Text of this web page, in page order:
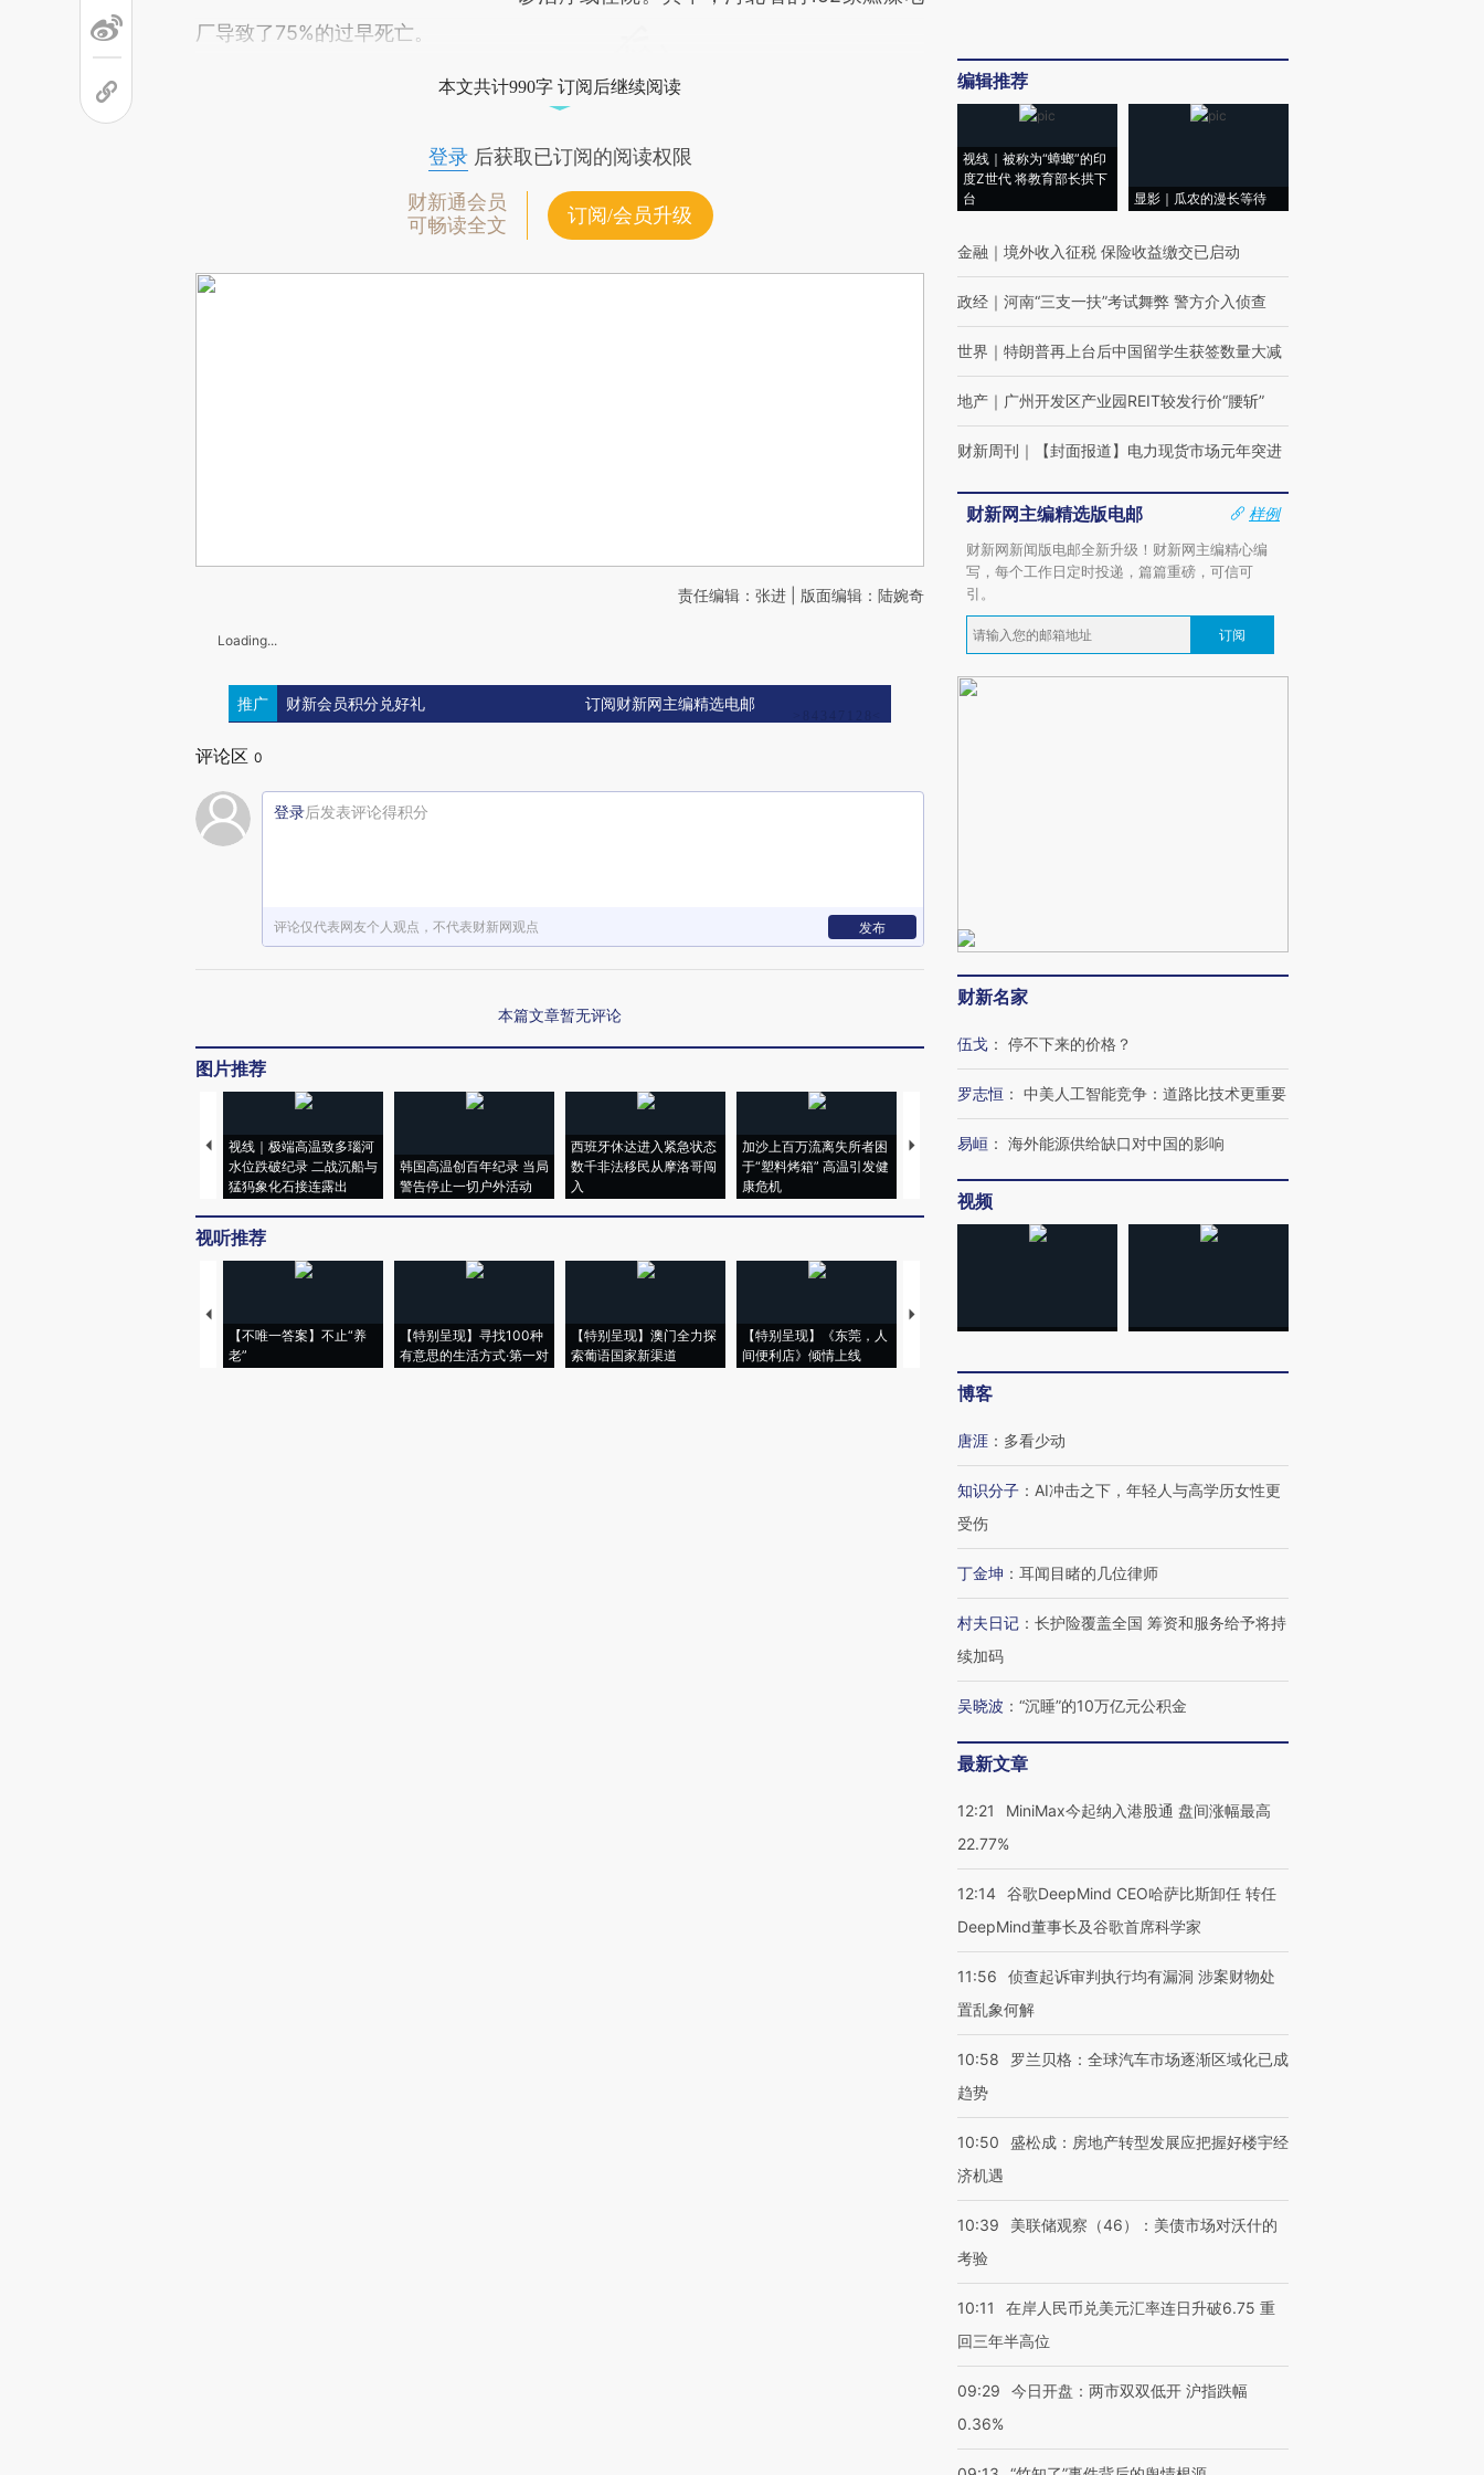
厂导致了75%的过早死亡。
本文共计990字 订阅后继续阅读
登录后获取已订阅的阅读权限
财新通会员
可畅读全文
订阅/会员升级
责任编辑：张进 | 版面编辑：陆婉奇
Loading...
推广 财新会员积分兑好礼 订阅财新网主编精选电邮
评论区 0
登录后发表评论得积分
评论仅代表网友个人观点，不代表财新网观点 发布
本篇文章暂无评论
图片推荐
视线｜极端高温致多瑙河
水位跌破纪录 二战沉船与
猛犸象化石接连露出
韩国高温创百年纪录 当局
警告停止一切户外活动
西班牙休达进入紧急状态
数千非法移民从摩洛哥闯
入
加沙上百万流离失所者困
于“塑料烤箱” 高温引发健
康危机
马航飞行员跨国走私7万
要防空导弹“救急”
13人遇难
视听推荐
【不唯一答案】不止“养
老”
【特别呈现】寻找100种
有意思的生活方式·第一对
【特别呈现】澳门全力探
索葡语国家新渠道
【特别呈现】《东莞，人
间便利店》倾情上线
【推广】走进第四届链博
会，让数智科技“链”接产
【特别呈现】寻找100种
CFO：不靠规模取胜，华
编辑推荐
视线｜被称为“蟑螂”的印
度Z世代 将教育部长拱下
台
显影｜瓜农的漫长等待
金融 ｜ 境外收入征税 保险收益缴交已启动
政经 ｜ 河南“三支一扶”考试舞弊 警方介入侦查
世界 ｜ 特朗普再上台后中国留学生获签数量大减
地产 ｜ 广州开发区产业园REIT较发行价“腰斩”
财新周刊 ｜ 【封面报道】电力现货市场元年突进
财新网主编精选版电邮
样例
财新网新闻版电邮全新升级！财新网主编精心编
写，每个工作日定时投递，篇篇重磅，可信可
引。
订阅
财新名家
伍戈 ： 停不下来的价格？
罗志恒 ： 中美人工智能竞争：道路比技术更重要
易峘 ： 海外能源供给缺口对中国的影响
视频
博客
唐涯 ： 多看少动
知识分子 ： AI冲击之下，年轻人与高学历女性更
受伤
丁金坤 ： 耳闻目睹的几位律师
村夫日记 ： 长护险覆盖全国 筹资和服务给予将持
续加码
吴晓波 ： “沉睡”的10万亿元公积金
最新文章
12:21
MiniMax今起纳入港股通 盘间涨幅最高
22.77%
12:14 谷歌DeepMind CEO哈萨比斯卸任 转任
DeepMind董事长及谷歌首席科学家
11:56
侦查起诉审判执行均有漏洞 涉案财物处
置乱象何解
10:58
罗兰贝格：全球汽车市场逐渐区域化已成
趋势
10:50
盛松成：房地产转型发展应把握好楼宇经
济机遇
10:39
美联储观察（46）：美债市场对沃什的
考验
10:11
在岸人民币兑美元汇率连日升破6.75 重
回三年半高位
09:29
今日开盘：两市双双低开 沪指跌幅
0.36%